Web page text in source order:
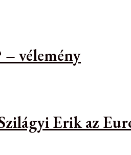
vélemény
Erik az